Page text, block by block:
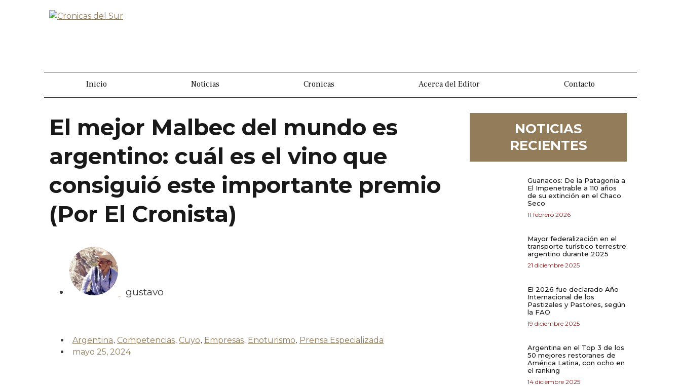
Inicio Noticias Cronicas Acerca del Editor Contacto
El mejor Malbec del mundo es
argentino: cuál es el vino que
consiguió este importante premio
(Por El Cronista)
gustavo
Argentina, Competencias, Cuyo, Empresas, Enoturismo, Prensa Especializada
mayo 25, 2024
NOTICIAS
RECIENTES
Guanacos: De la Patagonia a
El Impenetrable a 110 años
de su extinción en el Chaco
Seco
11 febrero 2026
Mayor federalización en el
transporte turístico terrestre
argentino durante 2025
21 diciembre 2025
El 2026 fue declarado Año
Internacional de los
Pastizales y Pastores, según
la FAO
19 diciembre 2025
Argentina en el Top 3 de los
50 mejores restoranes de
América Latina, con ocho en
el ranking
14 diciembre 2025